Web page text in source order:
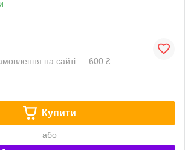
на сайті — 600 ₴
Купити
або